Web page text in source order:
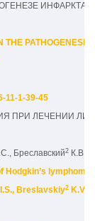
THE
11-1-39-45
ПРИ ЛЕЧЕНИИ
Бреславский2 К.В.,
Breslavskiy2 K.V.,